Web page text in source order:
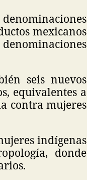
mexicanos
seis nuevos
equivalentes a
contra mujeres
indígenas
donde